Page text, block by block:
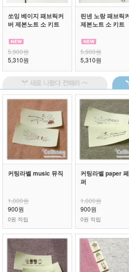
쏘잉 베이지 패브릭커
버 제본노트 소 키트
5,900원
5,310원
린넨 노랑 패브릭
제본노트 소 키트
5,900원
5,310원
커팅라벨 music 뮤직
1,000원
900원
0원 적립
커팅라벨 paper
퍼
1,000원
900원
0원 적립